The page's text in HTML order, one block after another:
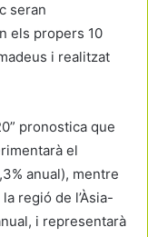
seran
els propers 10
i realitzat
pronostica que
el
anual), mentre
regió de l’Àsia-
i representarà